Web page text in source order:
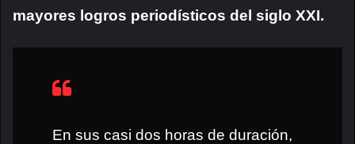
mayores logros periodísticos del siglo XXI.
En sus casi dos horas de duración,